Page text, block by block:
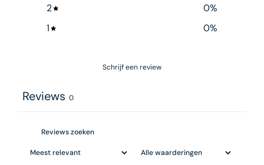
2
0%
1
0%
Schrijf een review
Reviews 0